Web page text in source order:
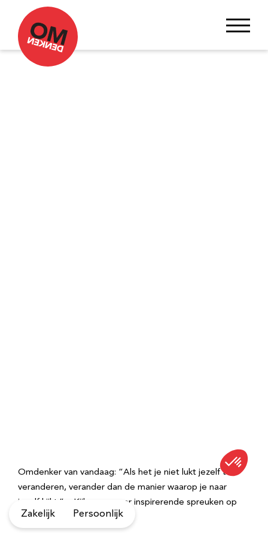
Omdenker van vandaag: “Als het je niet lukt jezelf te
veranderen, verander dan de manier waarop je naar
jezelf kijkt.” – Kijk voor meer inspirerende spreuken op
Omdenken.nl
Zakelijk Persoonlijk